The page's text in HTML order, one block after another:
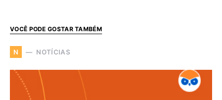
VOCÊ PODE GOSTAR TAMBÉM
N NOTÍCIAS